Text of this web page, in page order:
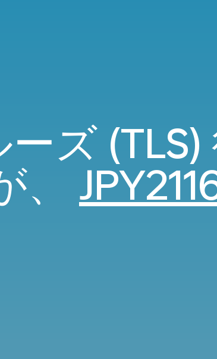
ーズ
、